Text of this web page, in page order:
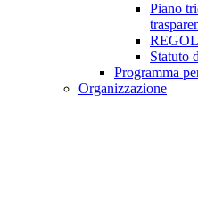
Piano
Statuto
Programma
Organizzazione